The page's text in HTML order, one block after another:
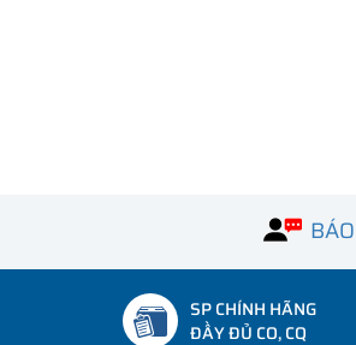
SP CHÍNH HÃNG
ĐẦY ĐỦ CO, CQ